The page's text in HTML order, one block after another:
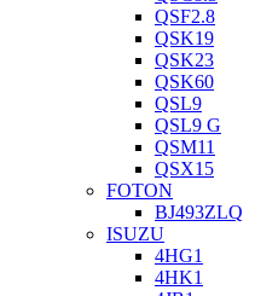
QSF2.8
QSK19
QSK23
QSK60
QSL9
QSL9 G
QSM11
QSX15
FOTON
BJ493ZLQ
ISUZU
4HG1
4HK1